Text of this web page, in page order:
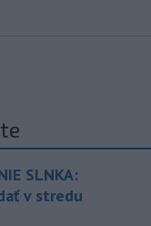
SLNKA:
v stredu